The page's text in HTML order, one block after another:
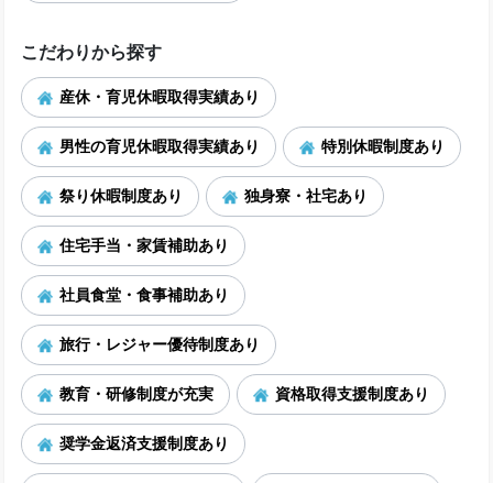
こだわりから探す
産休・育児休暇取得実績あり
男性の育児休暇取得実績あり 特別休暇制度あり
祭り休暇制度あり 独身寮・社宅あり
住宅手当・家賃補助あり
社員食堂・食事補助あり
旅行・レジャー優待制度あり
教育・研修制度が充実 資格取得支援制度あり
奨学金返済支援制度あり